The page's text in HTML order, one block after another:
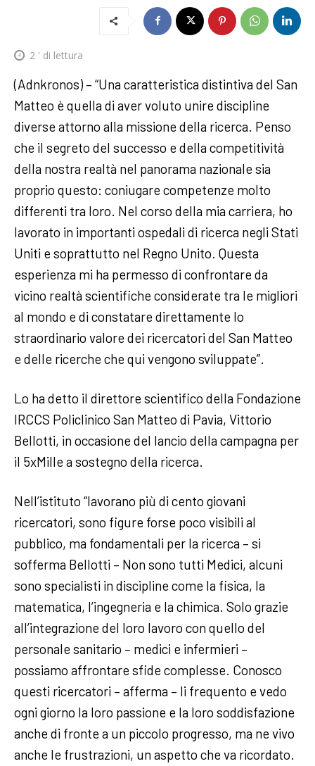
2 ' di lettura
(Adnkronos) – “Una caratteristica distintiva del San
Matteo è quella di aver voluto unire discipline
diverse attorno alla missione della ricerca. Penso
che il segreto del successo e della competitività
della nostra realtà nel panorama nazionale sia
proprio questo: coniugare competenze molto
differenti tra loro. Nel corso della mia carriera, ho
lavorato in importanti ospedali di ricerca negli Stati
Uniti e soprattutto nel Regno Unito. Questa
esperienza mi ha permesso di confrontare da
vicino realtà scientifiche considerate tra le migliori
al mondo e di constatare direttamente lo
straordinario valore dei ricercatori del San Matteo
e delle ricerche che qui vengono sviluppate”.
Lo ha detto il direttore scientifico della Fondazione
IRCCS Policlinico San Matteo di Pavia, Vittorio
Bellotti, in occasione del lancio della campagna per
il 5xMille a sostegno della ricerca.
Nell’istituto “lavorano più di cento giovani
ricercatori, sono figure forse poco visibili al
pubblico, ma fondamentali per la ricerca – si
sofferma Bellotti – Non sono tutti Medici, alcuni
sono specialisti in discipline come la fisica, la
matematica, l’ingegneria e la chimica. Solo grazie
all’integrazione del loro lavoro con quello del
personale sanitario – medici e infermieri –
possiamo affrontare sfide complesse. Conosco
questi ricercatori – afferma – li frequento e vedo
ogni giorno la loro passione e la loro soddisfazione
anche di fronte a un piccolo progresso, ma ne vivo
anche le frustrazioni, un aspetto che va ricordato.